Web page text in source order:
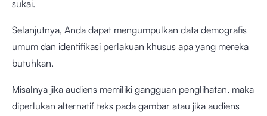
sukai.
Selanjutnya, Anda dapat mengumpulkan data demografis
umum dan identifikasi perlakuan khusus apa yang mereka
butuhkan.
Misalnya jika audiens memiliki gangguan penglihatan, maka
diperlukan alternatif teks pada gambar atau jika audiens